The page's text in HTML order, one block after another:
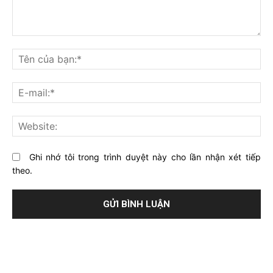
nghĩ
gì
về
bài
viết
này?
Ghi nhớ tôi trong trình duyệt này cho lần nhận xét tiếp
theo.